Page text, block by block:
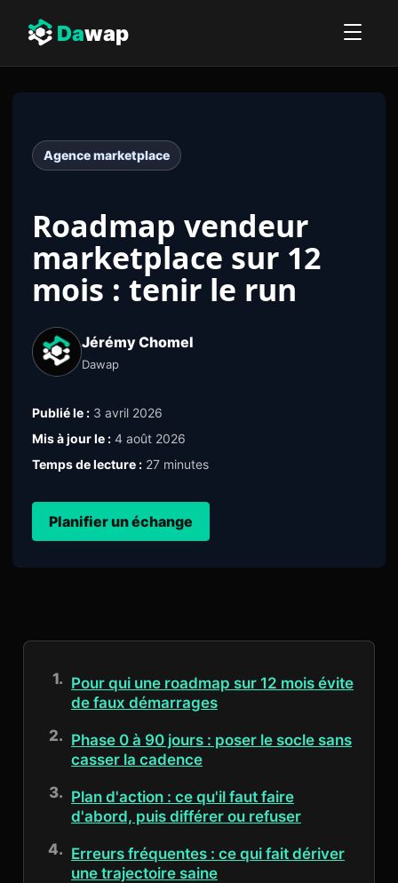
Dawap
Agence marketplace
Roadmap vendeur
marketplace sur 12
mois : tenir le run
Jérémy Chomel
Dawap
Publié le : 3 avril 2026
Mis à jour le : 4 août 2026
Temps de lecture : 27 minutes
Planifier un échange
Pour qui une roadmap sur 12 mois évite
de faux démarrages
Phase 0 à 90 jours : poser le socle sans
casser la cadence
Plan d'action : ce qu'il faut faire
d'abord, puis différer ou refuser
Erreurs fréquentes : ce qui fait dériver
une trajectoire saine